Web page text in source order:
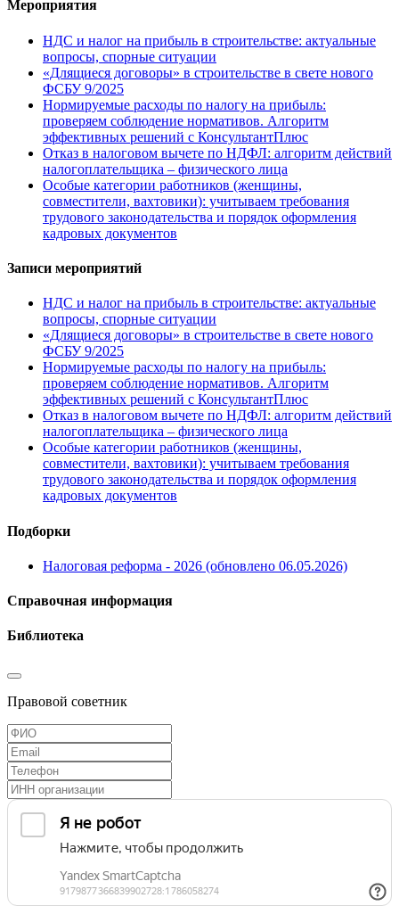
Мероприятия
НДС и налог на прибыль в строительстве: актуальные
вопросы, спорные ситуации
«Длящиеся договоры» в строительстве в свете нового
ФСБУ 9/2025
Нормируемые расходы по налогу на прибыль:
проверяем соблюдение нормативов. Алгоритм
эффективных решений с КонсультантПлюс
Отказ в налоговом вычете по НДФЛ: алгоритм действий
налогоплательщика – физического лица
Особые категории работников (женщины,
совместители, вахтовики): учитываем требования
трудового законодательства и порядок оформления
кадровых документов
Записи мероприятий
НДС и налог на прибыль в строительстве: актуальные
вопросы, спорные ситуации
«Длящиеся договоры» в строительстве в свете нового
ФСБУ 9/2025
Нормируемые расходы по налогу на прибыль:
проверяем соблюдение нормативов. Алгоритм
эффективных решений с КонсультантПлюс
Отказ в налоговом вычете по НДФЛ: алгоритм действий
налогоплательщика – физического лица
Особые категории работников (женщины,
совместители, вахтовики): учитываем требования
трудового законодательства и порядок оформления
кадровых документов
Подборки
Налоговая реформа - 2026 (обновлено 06.05.2026)
Справочная информация
Библиотека
Правовой советник